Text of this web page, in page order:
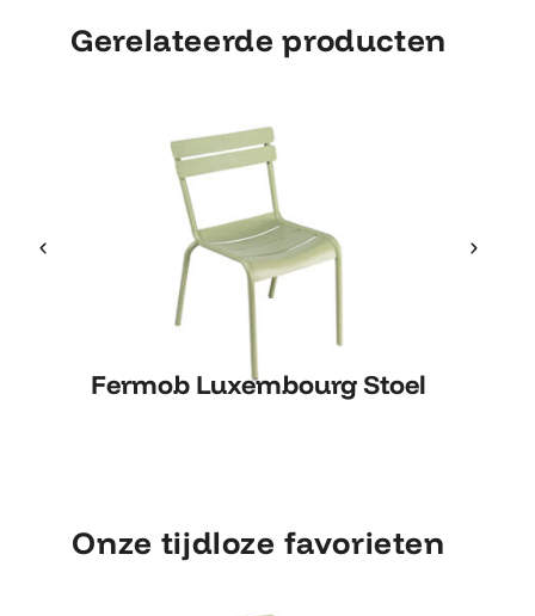
Gerelateerde producten
Fermob Luxembourg Stoel
Fermob Luxembourg Stoel
Onze tijdloze favorieten